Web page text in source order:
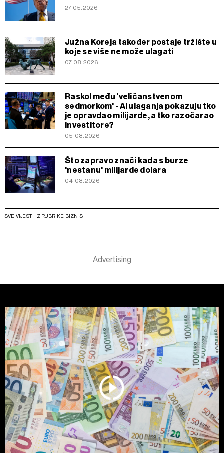
27.05.2026
Južna Koreja također postaje tržište u
koje se više ne može ulagati
07.08.2026
Raskol među 'veličanstvenom
sedmorkom' - AI ulaganja pokazuju tko
je opravdao milijarde, a tko razočarao
investitore?
05.08.2026
Što zapravo znači kada s burze
'nestanu' milijarde dolara
04.08.2026
SVE VIJESTI IZ RUBRIKE BIZNIS